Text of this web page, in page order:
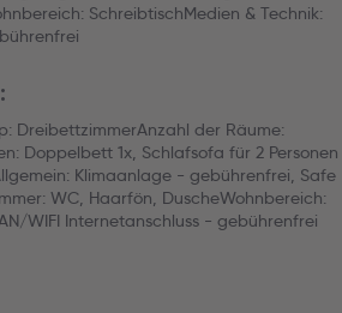
SchreibtischMedien & Technik:
DreibettzimmerAnzahl der Räume:
Doppelbett 1x, Schlafsofa für 2 Personen
Klimaanlage - gebührenfrei, Safe
WC, Haarfön, DuscheWohnbereich:
WIFI Internetanschluss - gebührenfrei